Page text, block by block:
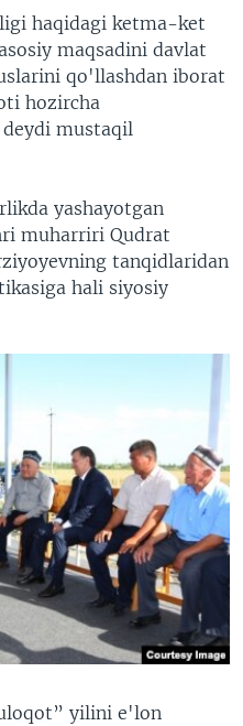
haqidagi ketma-ket
maqsadini davlat
qo'llashdan iborat
hozircha
mustaqil
yashayotgan
muharriri Qudrat
tanqidlaridan
hali siyosiy
yilini e'lon